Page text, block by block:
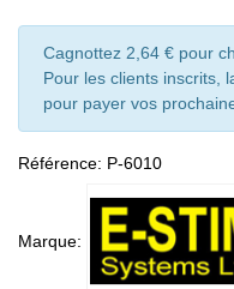
Cagnottez 2,64 € pour
Pour les clients inscrits,
pour payer vos
Référence: P-6010
Marque: